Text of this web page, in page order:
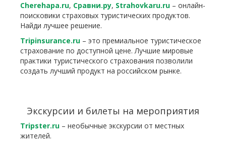
Cherehapa.ru, Сравни.ру, Strahovkaru.ru – онлайн-
поисковики страховых туристических продуктов.
Найди лучшее решение.
Tripinsurance.ru – это премиальное туристическое
страхование по доступной цене. Лучшие мировые
практики туристического страхования позволили
создать лучший продукт на российском рынке.
Экскурсии и билеты на мероприятия
Tripster.ru – необычные экскурсии от местных
жителей.